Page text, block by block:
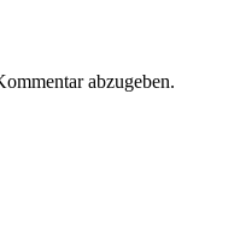
abzugeben.